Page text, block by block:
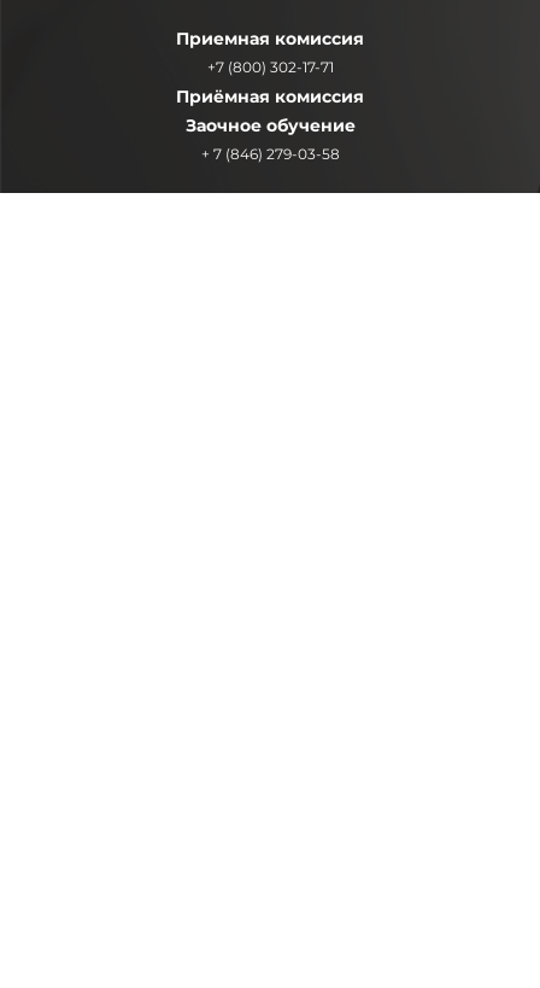
Приемная комиссия
+7 (800) 302-17-71
Приёмная комиссия
Заочное обучение
+ 7 (846) 279-03-58